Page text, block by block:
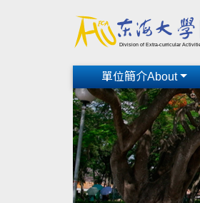
單位簡介About